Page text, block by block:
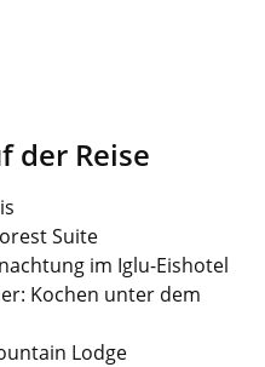
der Reise
Suite
im Iglu-Eishotel
Kochen unter dem
Lodge